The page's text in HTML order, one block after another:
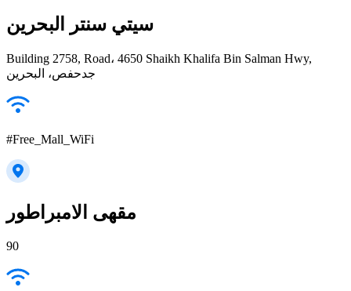
سيتي سنتر البحرين
Building 2758, Road، 4650 Shaikh Khalifa Bin Salman Hwy,
جدحفص، البحرين
#Free_Mall_WiFi
مقهى الامبراطور
90